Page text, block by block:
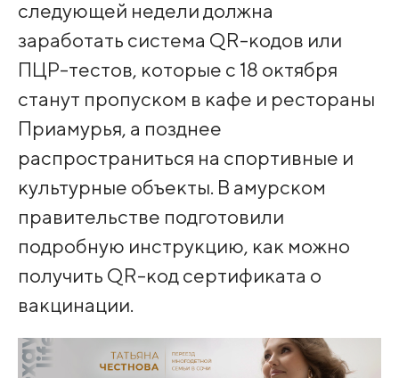
следующей недели должна
заработать система QR-кодов или
ПЦР-тестов, которые с 18 октября
станут пропуском в кафе и рестораны
Приамурья, а позднее
распространиться на спортивные и
культурные объекты. В амурском
правительстве подготовили
подробную инструкцию, как можно
получить QR-код сертификата о
вакцинации.